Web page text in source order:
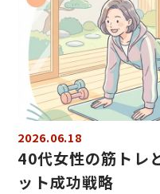
2026.06.18
40代女性の筋トレ
ット成功戦略